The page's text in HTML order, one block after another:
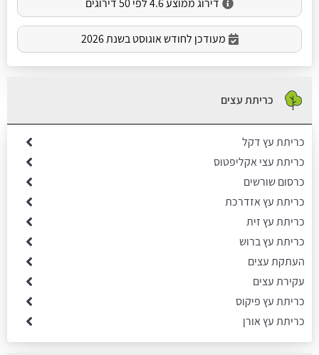
דירוג ממוצע 4.6 לפי 50 דירוגים
מעודכן לחודש אוגוסט בשנת 2026
כריתת עצים
כריתת עץ דקל
כריתת עצי אקליפטוס
כרסום שורשים
כריתת עץ אזדרכת
כריתת עץ זית
כריתת עץ ברוש
העתקת עצים
עקירת עצים
כריתת עץ פיקוס
כריתת עץ אורן